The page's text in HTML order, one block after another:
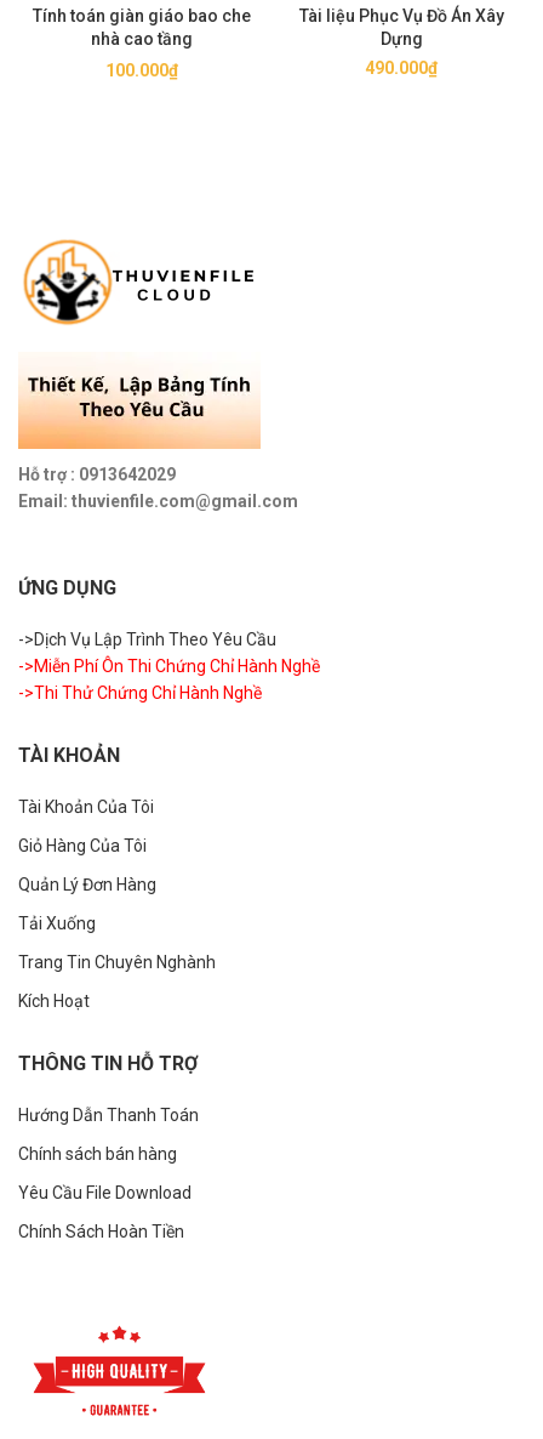
Tính toán giàn giáo bao che
nhà cao tầng
100.000₫
Tài liệu Phục Vụ Đồ Án Xây
Dựng
490.000₫
Hỗ trợ : 0913642029
Email: thuvienfile.com@gmail.com
ỨNG DỤNG
->Dịch Vụ Lập Trình Theo Yêu Cầu
->Miễn Phí Ôn Thi Chứng Chỉ Hành Nghề
->Thi Thử Chứng Chỉ Hành Nghề
TÀI KHOẢN
Tài Khoản Của Tôi
Giỏ Hàng Của Tôi
Quản Lý Đơn Hàng
Tải Xuống
Trang Tin Chuyên Nghành
Kích Hoạt
THÔNG TIN HỖ TRỢ
Hướng Dẫn Thanh Toán
Chính sách bán hàng
Yêu Cầu File Download
Chính Sách Hoàn Tiền